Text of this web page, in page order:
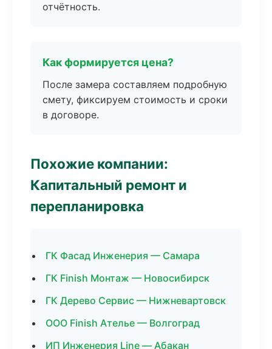
отчётность.
Как формируется цена?
После замера составляем подробную
смету, фиксируем стоимость и сроки
в договоре.
Похожие компании:
Капитальный ремонт и
перепланировка
ГК Фасад Инженерия — Самара
ГК Finish Монтаж — Новосибирск
ГК Дерево Сервис — Нижневартовск
ООО Finish Ателье — Волгоград
ИП Инженерия Line — Абакан